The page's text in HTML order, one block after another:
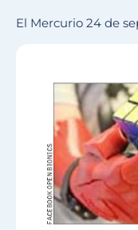
El Mercurio 24 de